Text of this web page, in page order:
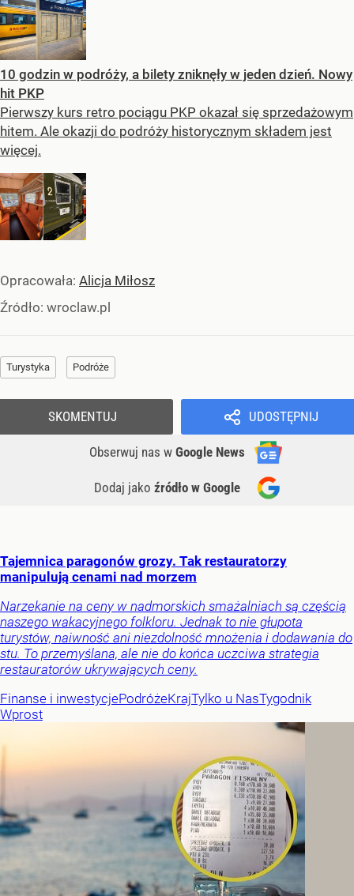
10 godzin w podróży, a bilety zniknęły w jeden dzień. Nowy
hit PKP
Pierwszy kurs retro pociągu PKP okazał się sprzedażowym
hitem. Ale okazji do podróży historycznym składem jest
więcej.
Opracowała: Alicja Miłosz
Źródło: wroclaw.pl
Turystyka Podróże
UDOSTĘPNIJ
Obserwuj nas w Google News
Dodaj jako źródło w Google
SKOMENTUJ
Tajemnica paragonów grozy. Tak restauratorzy
manipulują cenami nad morzem
Narzekanie na ceny w nadmorskich smażalniach są częścią
naszego wakacyjnego folkloru. Jednak to nie głupota
turystów, naiwność ani niezdolność mnożenia i dodawania do
stu. To przemyślana, ale nie do końca uczciwa strategia
restauratorów ukrywających ceny.
Finanse i inwestycjePodróżeKrajTylko u NasTygodnik
Wprost